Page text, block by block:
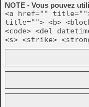
NOTE - Vous pouvez
<a href=""
title=""> <b>
<code> <del
<s> <strike>